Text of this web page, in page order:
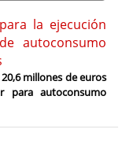
la ejecución
autoconsumo
millones de euros
para autoconsumo